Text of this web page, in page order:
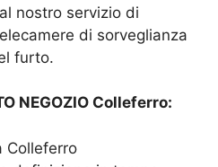
nostro servizio di
di sorveglianza
furto.
NEGOZIO Colleferro:
Colleferro